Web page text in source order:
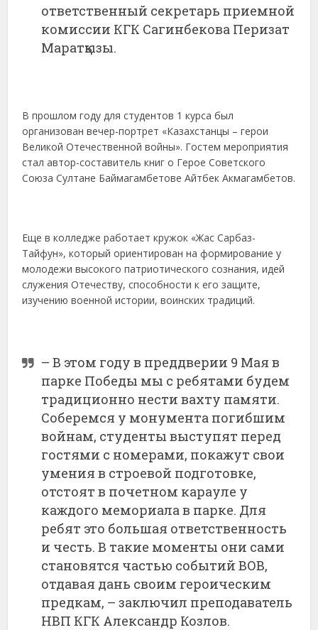
ответственный секретарь приемной
комиссии КГК Сагинбекова Перизат
Маратқызы.
В прошлом году для студентов 1 курса был
организован вечер-портрет «Казахстанцы – герои
Великой Отечественной войны». Гостем мероприятия
стал автор-составитель книг о Герое Советского
Союза Султане Баймагамбетове Айтбек Акмагамбетов.
Еще в колледже работает кружок «Жас Сарбаз-
Тайфун», который ориентирован на формирование у
молодежи высокого патриотического сознания, идей
служения Отечеству, способности к его защите,
изучению военной истории, воинских традиций.
– В этом году в преддверии 9 Мая в
парке Победы мы с ребятами будем
традиционно нести вахту памяти.
Соберемся у монумента погибшим
войнам, студенты выступят перед
гостями с номерами, покажут свои
умения в строевой подготовке,
отстоят в почетном карауле у
каждого мемориала в парке. Для
ребят это большая ответственность
и честь. В такие моменты они сами
становятся частью событий ВОВ,
отдавая дань своим героическим
предкам, – заключил преподаватель
НВП КГК Александр Козлов.